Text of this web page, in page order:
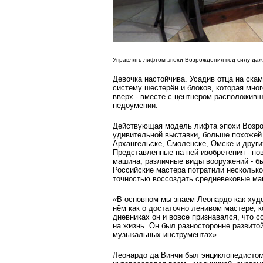
Управлять лифтом эпохи Возрождения под силу
Девочка настойчива. Усадив отца на
систему шестерён и блоков, которая
вверх - вместе с центнером
недоумении.
Действующая модель лифта эпохи
удивительной выставки, больше
Архангельске, Смоленске, Омске и
Представленные на ней изобретения -
машина, различные виды вооружений -
Российские мастера по­тратили
точностью воссоздать средневековые
«В основном мы знаем Леонардо как
нём как о достаточно ленивом мастере,
дневниках он и вовсе признавался, что
на жизнь. Он был разносторонне
музыкальных инст­рументах».
Леонардо да Винчи был